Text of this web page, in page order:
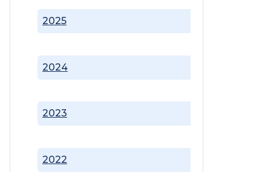
2022
2023
2024
2025